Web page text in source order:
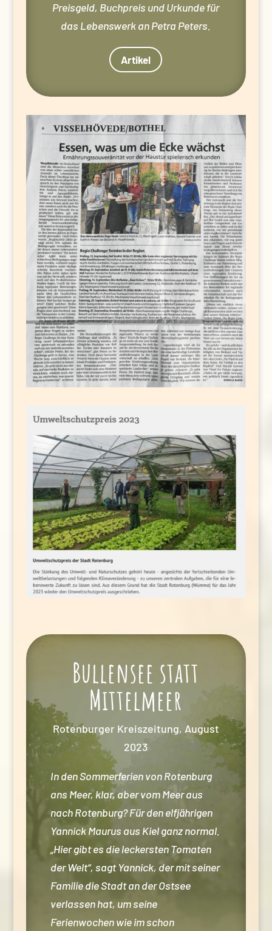
Preisgeld, Buchpreis und Urkunde für
das Lebenswerk an Petra Peters.
Artikel
Bullensee statt
Mittelmeer
Rotenburger Kreiszeitung, August
2023
In den Sommerferien von Rotenburg
ans Meer, klar, aber vom Meer aus
nach Rotenburg? Für den elfjährigen
Yannick Maurus aus Kiel ganz normal.
„Hier gibt es die leckersten Tomaten
der Welt“, sagt Yannick, der mit seiner
Familie die Stadt an der Ostsee
verlassen hat, um seine
Ferienwochen wie im schon